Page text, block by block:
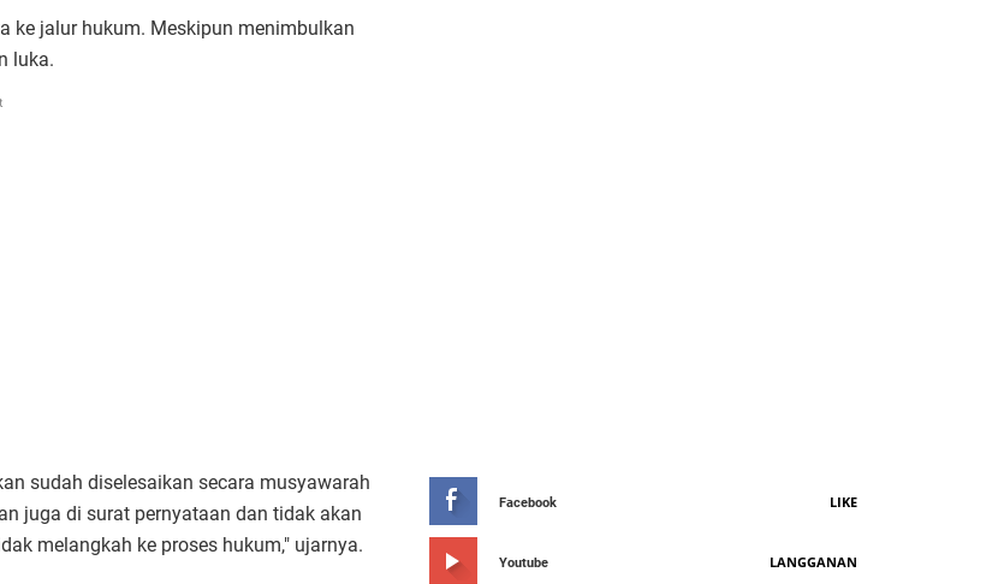
ke jalur hukum. Meskipun menimbulkan
luka.
sudah diselesaikan secara musyawarah
juga di surat pernyataan dan tidak akan
melangkah ke proses hukum," ujarnya.
Facebook LIKE
Youtube LANGGANAN